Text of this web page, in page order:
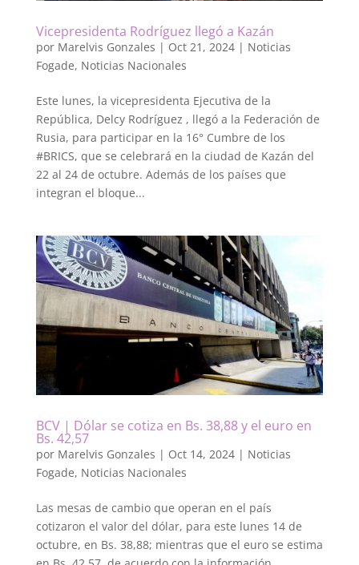
Vicepresidenta Rodríguez llegó a Kazán
por Marelvis Gonzales | Oct 21, 2024| Noticias
Fogade, Noticias Nacionales
Este lunes, la vicepresidenta Ejecutiva de la
República, Delcy Rodríguez , llegó a la Federación de
Rusia, para participar en la 16° Cumbre de los
#BRICS, que se celebrará en la ciudad de Kazán del
22 al 24 de octubre. Además de los países que
integran el bloque...
BCV | Dólar se cotiza en Bs. 38,88 y el euro en
Bs. 42,57
por Marelvis Gonzales | Oct 14, 2024| Noticias
Fogade, Noticias Nacionales
Las mesas de cambio que operan en el país
cotizaron el valor del dólar, para este lunes 14 de
octubre, en Bs. 38,88; mientras que el euro se estima